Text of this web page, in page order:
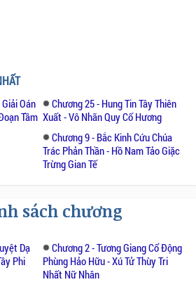
Oán
Tầm
Chương 25 - Hung Tin Tây Thiên
Xuất - Vô Nhãn Quy Cố Hương
Chương 9 - Bắc Kinh Cứu Chúa
Trác Phản Thần - Hồ Nam Tảo Giặc
Trừng Gian Tế
sách chương
Dạ
Phi
Chương 2 - Tương Giang Cổ Động
Phùng Hảo Hữu - Xú Tử Thùy Tri
Nhất Nữ Nhân